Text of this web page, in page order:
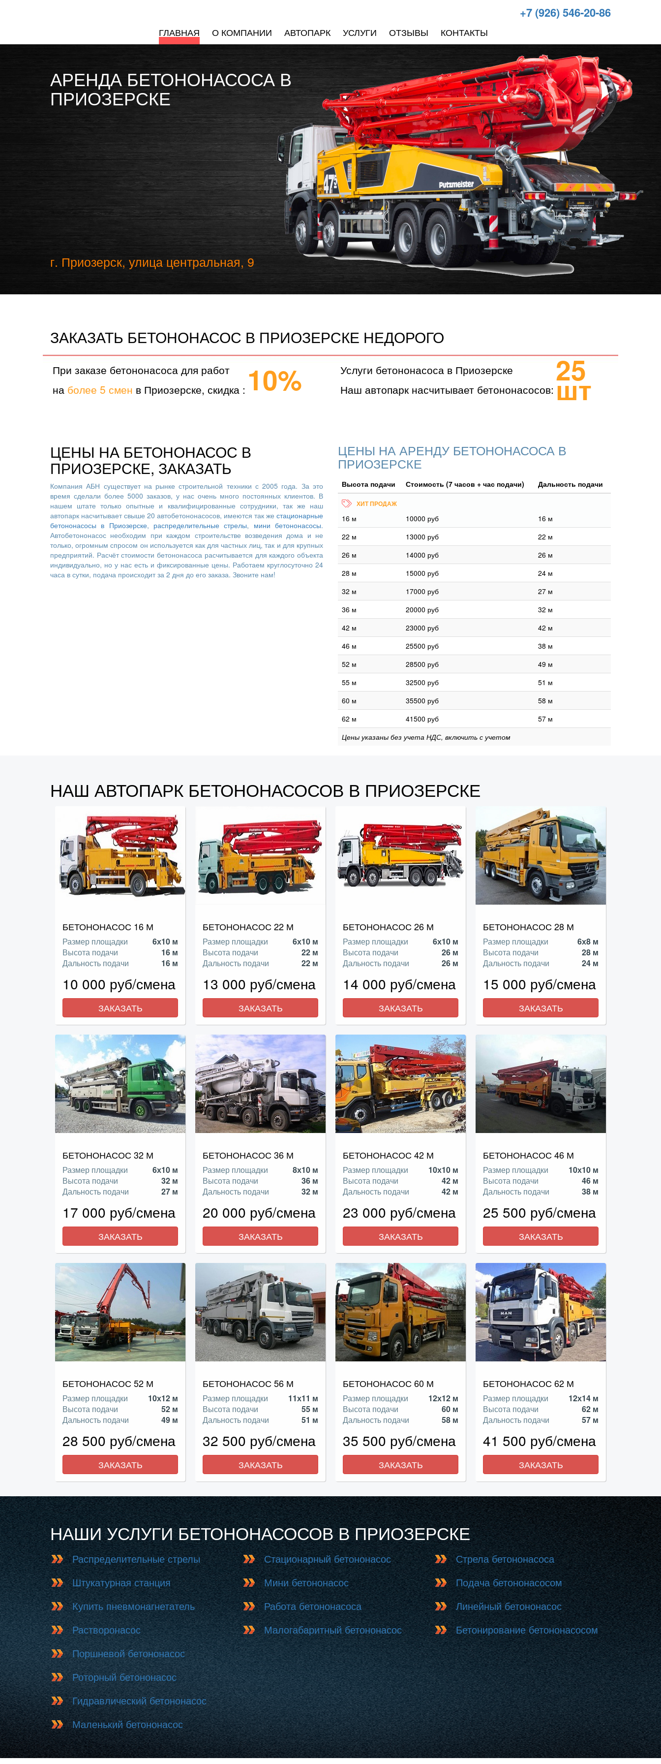
ГЛАВНАЯ О КОМПАНИИ АВТОПАРК УСЛУГИ ОТЗЫВЫ КОНТАКТЫ
+7 (926) 546-20-86
АРЕНДА БЕТОНОНАСОСА В
ПРИОЗЕРСКЕ
г. Приозерск, улица центральная, 9
ЗАКАЗАТЬ БЕТОНОНАСОС В ПРИОЗЕРСКЕ НЕДОРОГО
При заказе бетононасоса для работ
на более 5 смен в Приозерске, скидка : 10%
Услуги бетононасоса в Приозерске
Наш автопарк насчитывает бетононасосов:
25
шт
ЦЕНЫ НА БЕТОНОНАСОС В
ПРИОЗЕРСКЕ, ЗАКАЗАТЬ
Компания АБН существует на рынке строительной техники с 2005 года. За это
время сделали более 5000 заказов, у нас очень много постоянных клиентов. В
нашем штате только опытные и квалифицированные сотрудники, так же наш
автопарк насчитывает свыше 20 автобетононасосов, имеются так же стационарные
бетононасосы в Приозерске, распределительные стрелы, мини бетононасосы.
Автобетононасос необходим при каждом строительстве возведения дома и не
только, огромным спросом он используется как для частных лиц, так и для крупных
предприятий. Расчёт стоимости бетононасоса расчитывается для каждого объекта
индивидуально, но у нас есть и фиксированные цены. Работаем круглосуточно 24
часа в сутки, подача происходит за 2 дня до его заказа. Звоните нам!
ЦЕНЫ НА АРЕНДУ БЕТОНОНАСОСА В
ПРИОЗЕРСКЕ
Высота подачи Стоимость (7 часов + час подачи) Дальность подачи
16 м 10000 руб
16 м
22 м
13000 руб
22 м
26 м
14000 руб
26 м
28 м
15000 руб
24 м
32 м
17000 руб
27 м
36 м
20000 руб
32 м
42 м
23000 руб
42 м
46 м
25500 руб
38 м
52 м
28500 руб
49 м
55 м
32500 руб
51 м
60 м
35500 руб
58 м
62 м
41500 руб
57 м
Цены указаны без учета НДС, включить с учетом
НАШ АВТОПАРК БЕТОНОНАСОСОВ В ПРИОЗЕРСКЕ
БЕТОНОНАСОС 16 М
Размер площадки
6х10 м
Высота подачи
16 м
Дальность подачи
16 м
10 000 руб/смена
ЗАКАЗАТЬ
БЕТОНОНАСОС 22 М
Размер площадки
6х10 м
Высота подачи
22 м
Дальность подачи
22 м
13 000 руб/смена
ЗАКАЗАТЬ
БЕТОНОНАСОС 26 М
Размер площадки
6х10 м
Высота подачи
26 м
Дальность подачи
26 м
14 000 руб/смена
ЗАКАЗАТЬ
БЕТОНОНАСОС 28 М
Размер площадки
6х8 м
Высота подачи
28 м
Дальность подачи
24 м
15 000 руб/смена
ЗАКАЗАТЬ
БЕТОНОНАСОС 32 М
Размер площадки
6х10 м
Высота подачи
32 м
Дальность подачи
27 м
17 000 руб/смена
ЗАКАЗАТЬ
БЕТОНОНАСОС 36 М
Размер площадки
8х10 м
Высота подачи
36 м
Дальность подачи
32 м
20 000 руб/смена
ЗАКАЗАТЬ
БЕТОНОНАСОС 42 М
Размер площадки
10х10 м
Высота подачи
42 м
Дальность подачи
42 м
23 000 руб/смена
ЗАКАЗАТЬ
БЕТОНОНАСОС 46 М
Размер площадки
10х10 м
Высота подачи
46 м
Дальность подачи
38 м
25 500 руб/смена
ЗАКАЗАТЬ
БЕТОНОНАСОС 52 М
Размер площадки
10х12 м
Высота подачи
52 м
Дальность подачи
49 м
28 500 руб/смена
ЗАКАЗАТЬ
БЕТОНОНАСОС 56 М
Размер площадки
11х11 м
Высота подачи
55 м
Дальность подачи
51 м
32 500 руб/смена
ЗАКАЗАТЬ
БЕТОНОНАСОС 60 М
Размер площадки
12х12 м
Высота подачи
60 м
Дальность подачи
58 м
35 500 руб/смена
ЗАКАЗАТЬ
БЕТОНОНАСОС 62 М
Размер площадки
12х14 м
Высота подачи
62 м
Дальность подачи
57 м
41 500 руб/смена
ЗАКАЗАТЬ
НАШИ УСЛУГИ БЕТОНОНАСОСОВ В ПРИОЗЕРСКЕ
Распределительные стрелы
Штукатурная станция
Купить пневмонагнетатель
Растворонасос
Стационарный бетононасос
Мини бетононасос
Работа бетононасоса
Малогабаритный бетононасос
Стрела бетононасоса
Подача бетононасосом
Линейный бетононасос
Бетонирование бетононасосом
Поршневой бетононасос
Роторный бетононасос
Гидравлический бетононасос
Маленький бетононасос